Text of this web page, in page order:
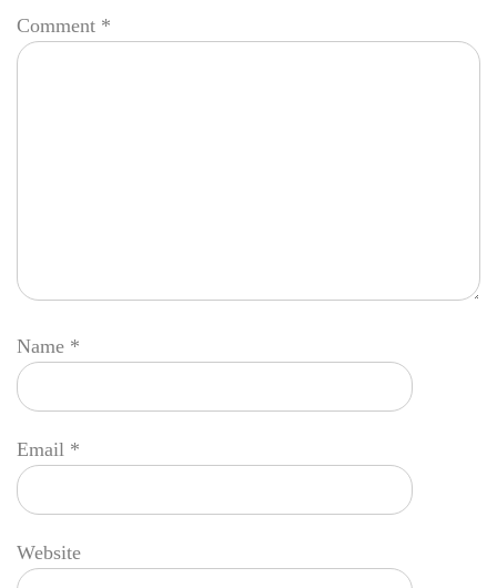
Comment *
Name *
Email *
Website